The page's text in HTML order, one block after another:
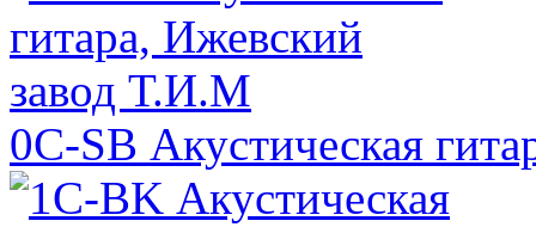
0C-SB Акустическая